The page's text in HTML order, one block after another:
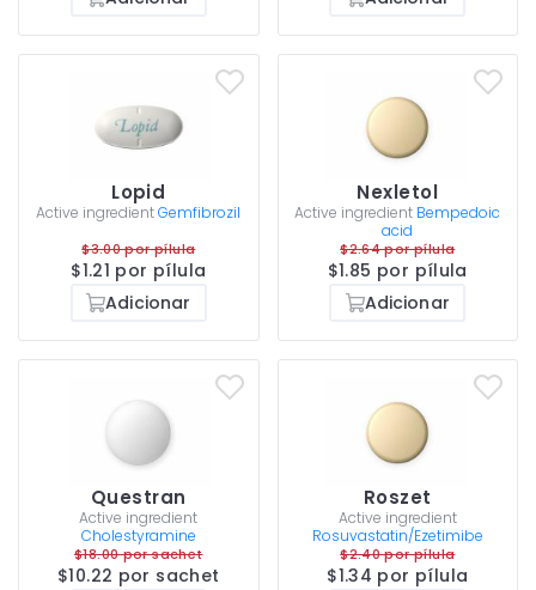
Lopid
Active ingredientGemfibrozil
$3.00 por pílula
$1.21 por pílula
Adicionar
Nexletol
Active ingredient Bempedoic
acid
$2.64 por pílula
$1.85 por pílula
Adicionar
Questran
Active ingredient
Cholestyramine
$18.00 por sachet
$10.22 por sachet
Roszet
Active ingredient
Rosuvastatin/Ezetimibe
$2.40 por pílula
$1.34 por pílula